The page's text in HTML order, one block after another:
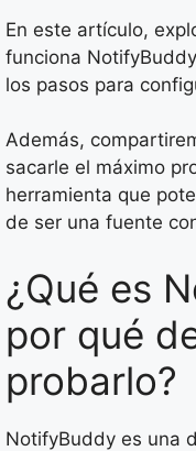
En este artículo,
funciona
los pasos para
Además,
sacarle el máximo
herramienta que
de ser una fuente
¿Qué es
por qué
probarlo?
NotifyBuddy es una